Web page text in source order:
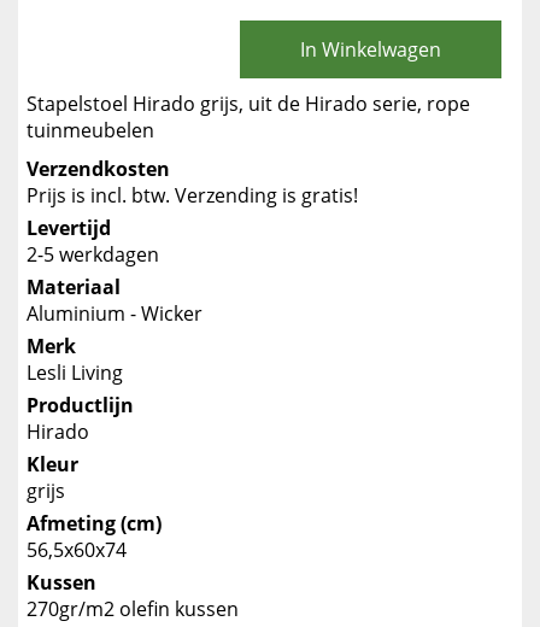
In Winkelwagen
Stapelstoel Hirado grijs, uit de Hirado serie, rope
tuinmeubelen
Verzendkosten
Prijs is incl. btw. Verzending is gratis!
Levertijd
2-5 werkdagen
Materiaal
Aluminium - Wicker
Merk
Lesli Living
Productlijn
Hirado
Kleur
grijs
Afmeting (cm)
56,5x60x74
Kussen
270gr/m2 olefin kussen